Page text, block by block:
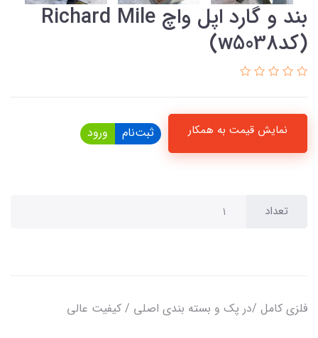
بند و گارد اپل واچ Richard Mile
(کدw5038)
نمایش قیمت به همکار ثبت‌نام ورود
تعداد
فلزی کامل /در پک و بسته بندی اصلی / کیفیت عالی